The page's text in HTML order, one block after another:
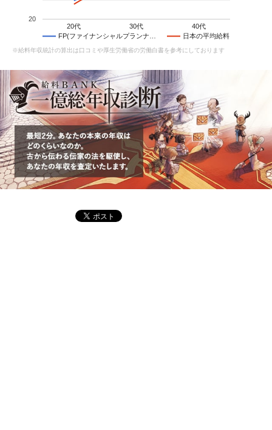
FP(ファイナンシャルプランナ… 日本の平均給料
20代 30代 40代
20
※給料年収統計の算出は口コミや厚生労働省の労働白書を参考にしております